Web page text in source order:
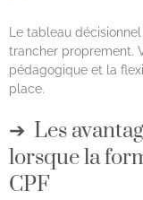
Le tableau
trancher proprement.
pédagogique et la
place.
Les
lorsque la
CPF